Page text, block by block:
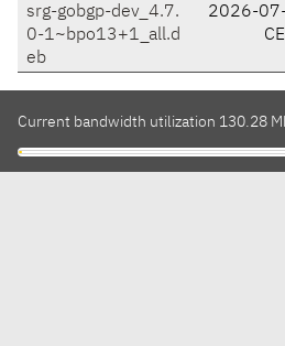
srg-gobgp-dev_4.7.
0-1~bpo13+1_all.d
eb
2026-
Current bandwidth utilization 130.28